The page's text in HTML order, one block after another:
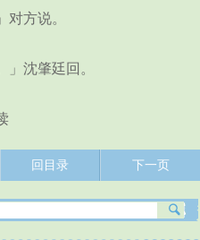
方说。
沈肇廷回。
回目录 下一页